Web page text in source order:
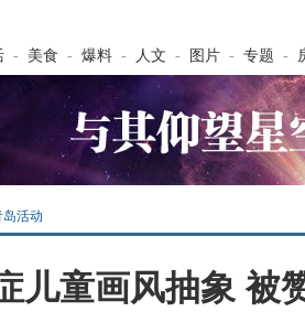
- 美食 - 爆料 - 人文 - 图片 - 专题 -
岛活动
儿童画风抽象 被